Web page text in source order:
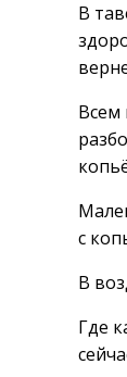
В
Всем
с
В
Где